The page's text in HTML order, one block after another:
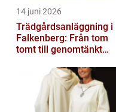
14 juni 2026
Trädgårdsanläggning i
Falkenberg: Från tom
tomt till genomtänkt